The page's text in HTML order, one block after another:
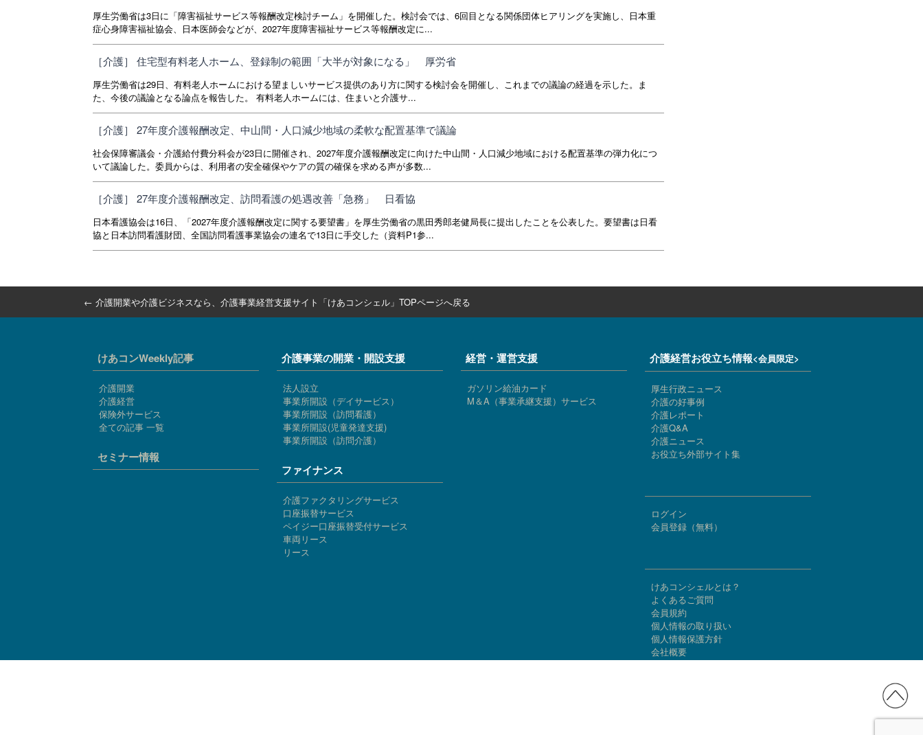
厚生労働省は3日に「障害福祉サービス等報酬改定検討チーム」を開催した。検討会では、6回目となる関係団体ヒアリングを実施し、日本重
症心身障害福祉協会、日本医師会などが、2027年度障害福祉サービス等報酬改定に...
［介護］ 住宅型有料老人ホーム、登録制の範囲「大半が対象になる」 厚労省
厚生労働省は29日、有料老人ホームにおける望ましいサービス提供のあり方に関する検討会を開催し、これまでの議論の経過を示した。ま
た、今後の議論となる論点を報告した。 有料老人ホームには、住まいと介護サ...
［介護］ 27年度介護報酬改定、中山間・人口減少地域の柔軟な配置基準で議論
社会保障審議会・介護給付費分科会が23日に開催され、2027年度介護報酬改定に向けた中山間・人口減少地域における配置基準の弾力化につ
いて議論した。委員からは、利用者の安全確保やケアの質の確保を求める声が多数...
［介護］ 27年度介護報酬改定、訪問看護の処遇改善「急務」 日看協
日本看護協会は16日、「2027年度介護報酬改定に関する要望書」を厚生労働省の黒田秀郎老健局長に提出したことを公表した。要望書は日看
協と日本訪問看護財団、全国訪問看護事業協会の連名で13日に手交した（資料P1参...
← 介護開業や介護ビジネスなら、 介護事業経営支援サイト「けあコンシェル」TOPページへ戻る
けあコンWeekly記事
介護開業
介護経営
保険外サービス
全ての記事 一覧
セミナー情報
介護事業の開業・開設支援
法人設立
事業所開設（デイサービス）
事業所開設（訪問看護）
事業所開設(児童発達支援)
事業所開設（訪問介護）
ファイナンス
介護ファクタリングサービス
口座振替サービス
ペイジー口座振替受付サービス
車両リース
リース
経営・運営支援
ガソリン給油カード
M＆A（事業承継支援）サービス
介護経営お役立ち情報<会員限定>
厚生行政ニュース
介護の好事例
介護レポート
介護Q&A
介護ニュース
お役立ち外部サイト集
ログイン
会員登録（無料）
けあコンシェルとは？
よくあるご質問
会員規約
個人情報の取り扱い
個人情報保護方針
会社概要
お問合せ